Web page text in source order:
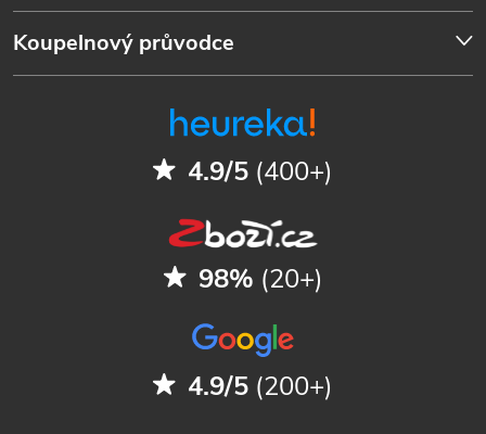
Koupelnový průvodce
4.9/5 (400+)
98% (20+)
4.9/5 (200+)